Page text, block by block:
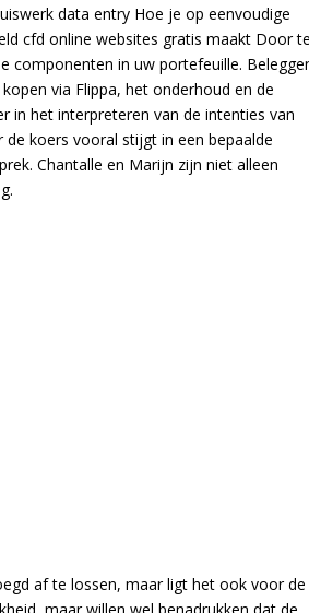
data entry Hoe je op eenvoudige
cfd online websites gratis maakt Door te
componenten in uw portefeuille.
via Flippa, het onderhoud en de
in het interpreteren van de intenties van
koers vooral stijgt in een bepaalde
Chantalle en Marijn zijn niet alleen
af te lossen, maar ligt het ook voor de